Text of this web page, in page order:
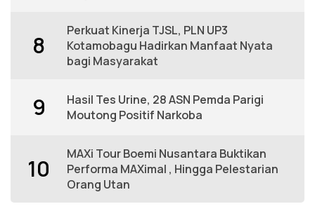
8
Perkuat Kinerja TJSL, PLN UP3
Kotamobagu Hadirkan Manfaat Nyata
bagi Masyarakat
9
Hasil Tes Urine, 28 ASN Pemda Parigi
Moutong Positif Narkoba
10
MAXi Tour Boemi Nusantara Buktikan
Performa MAXimal , Hingga Pelestarian
Orang Utan